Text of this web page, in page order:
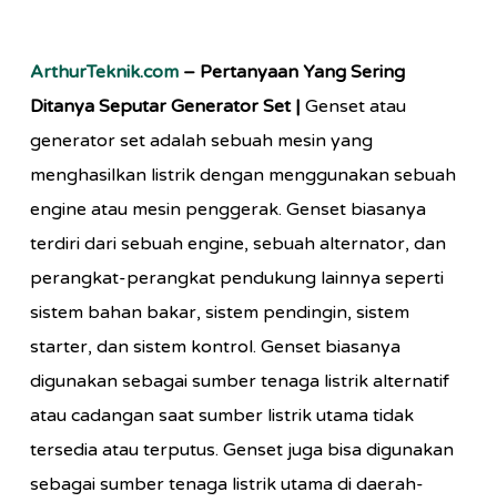
ArthurTeknik.com– Pertanyaan Yang Sering
Ditanya Seputar Generator Set | Genset atau
generator set adalah sebuah mesin yang
menghasilkan listrik dengan menggunakan sebuah
engine atau mesin penggerak. Genset biasanya
terdiri dari sebuah engine, sebuah alternator, dan
perangkat-perangkat pendukung lainnya seperti
sistem bahan bakar, sistem pendingin, sistem
starter, dan sistem kontrol. Genset biasanya
digunakan sebagai sumber tenaga listrik alternatif
atau cadangan saat sumber listrik utama tidak
tersedia atau terputus. Genset juga bisa digunakan
sebagai sumber tenaga listrik utama di daerah-